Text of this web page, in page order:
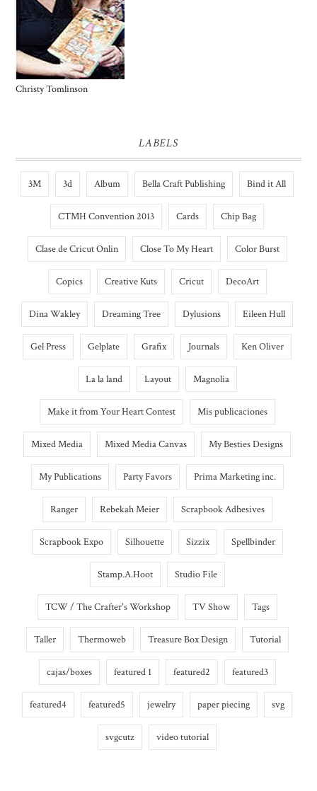
Christy Tomlinson
LABELS
3M 3d Album Bella Craft Publishing Bind it All
CTMH Convention 2013 Cards Chip Bag
Clase de Cricut Onlin Close To My Heart Color Burst
Copics Creative Kuts Cricut DecoArt
Dina Wakley Dreaming Tree Dylusions Eileen Hull
Gel Press Gelplate Grafix Journals Ken Oliver
La la land Layout Magnolia
Make it from Your Heart Contest Mis publicaciones
Mixed Media Mixed Media Canvas My Besties Designs
My Publications Party Favors Prima Marketing inc.
Ranger Rebekah Meier Scrapbook Adhesives
Scrapbook Expo Silhouette Sizzix Spellbinder
Stamp.A.Hoot Studio File
TCW / The Crafter's Workshop TV Show Tags
Taller Thermoweb Treasure Box Design Tutorial
cajas/boxes featured 1 featured2 featured3
featured4 featured5 jewelry paper piecing svg
svgcutz video tutorial